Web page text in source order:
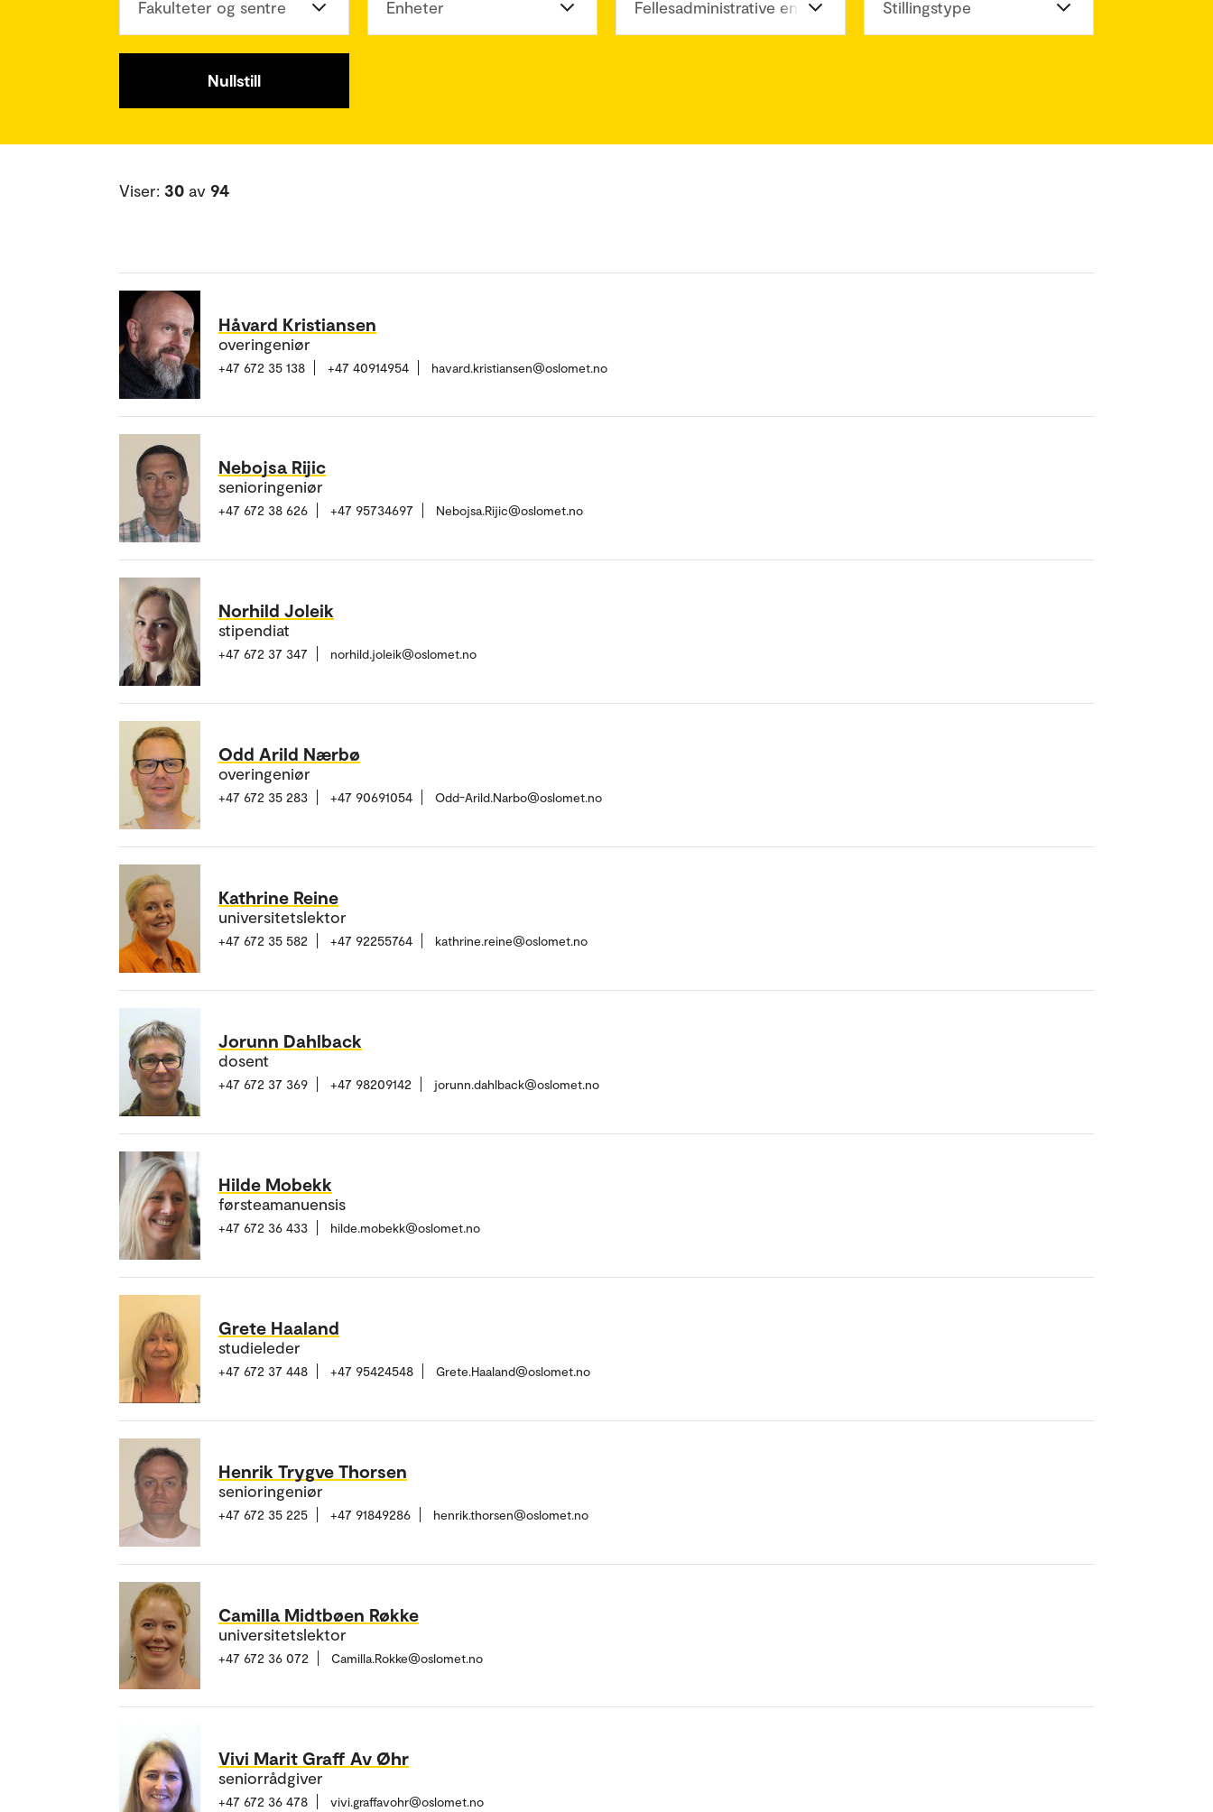
Fakulteter og sentre Enheter Fellesadministrative enheter Stillingstype
Nullstill
Viser: 30 av 94
Håvard Kristiansen
overingeniør
+47 672 35 138 +47 40914954 havard.kristiansen@oslomet.no
Nebojsa Rijic
senioringeniør
+47 672 38 626 +47 95734697 Nebojsa.Rijic@oslomet.no
Norhild Joleik
stipendiat
+47 672 37 347 norhild.joleik@oslomet.no
Odd Arild Nærbø
overingeniør
+47 672 35 283 +47 90691054 Odd-Arild.Narbo@oslomet.no
Kathrine Reine
universitetslektor
+47 672 35 582 +47 92255764 kathrine.reine@oslomet.no
Jorunn Dahlback
dosent
+47 672 37 369 +47 98209142 jorunn.dahlback@oslomet.no
Hilde Mobekk
førsteamanuensis
+47 672 36 433 hilde.mobekk@oslomet.no
Grete Haaland
studieleder
+47 672 37 448 +47 95424548 Grete.Haaland@oslomet.no
Henrik Trygve Thorsen
senioringeniør
+47 672 35 225 +47 91849286 henrik.thorsen@oslomet.no
Camilla Midtbøen Røkke
universitetslektor
+47 672 36 072 Camilla.Rokke@oslomet.no
Vivi Marit Graff Av Øhr
seniorrådgiver
+47 672 36 478 vivi.graffavohr@oslomet.no